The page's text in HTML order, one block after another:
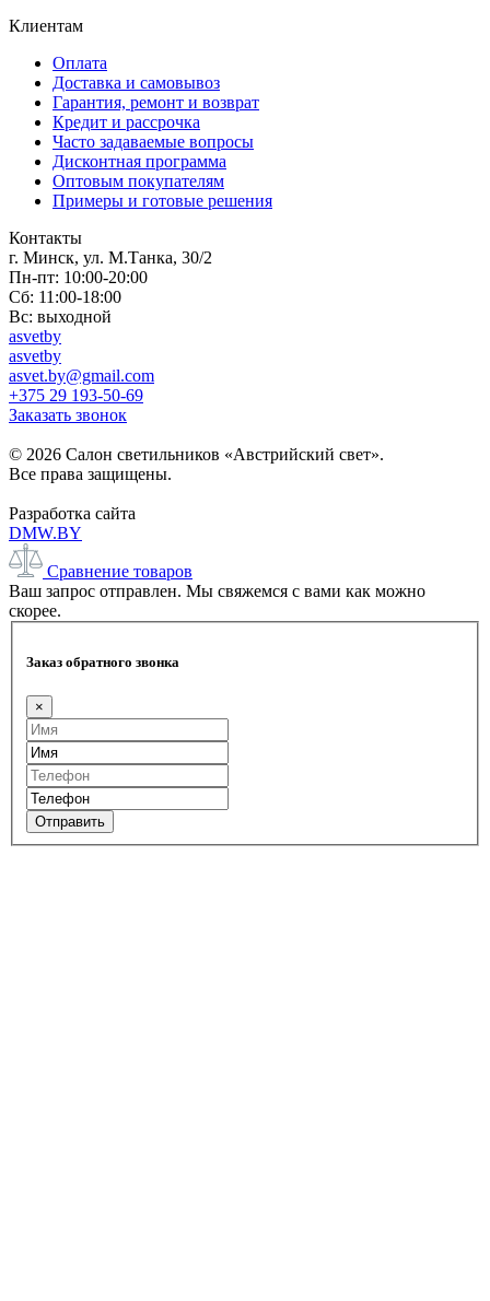
Клиентам
Оплата
Доставка и самовывоз
Гарантия, ремонт и возврат
Кредит и рассрочка
Часто задаваемые вопросы
Дисконтная программа
Оптовым покупателям
Примеры и готовые решения
Контакты
г. Минск, ул. М.Танка, 30/2
Пн-пт: 10:00-20:00
Сб: 11:00-18:00
Вс: выходной
asvetby
asvetby
asvet.by@gmail.com
+375 29 193-50-69
Заказать звонок
© 2026 Салон светильников «Австрийский свет».
Все права защищены.
Разработка сайта
DMW.BY
Сравнение товаров
Ваш запрос отправлен. Мы свяжемся с вами как можно
скорее.
Заказ обратного звонка
×
Отправить